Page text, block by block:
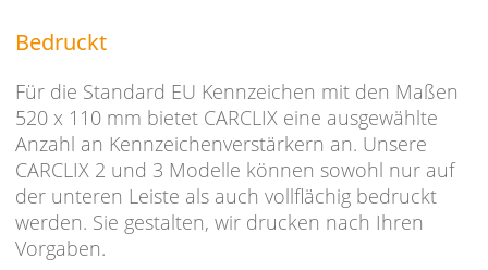
Bedruckt
Für die Standard EU Kennzeichen mit den Maßen
520 x 110 mm bietet CARCLIX eine ausgewählte
Anzahl an Kennzeichenverstärkern an. Unsere
CARCLIX 2 und 3 Modelle können sowohl nur auf
der unteren Leiste als auch vollflächig bedruckt
werden. Sie gestalten, wir drucken nach Ihren
Vorgaben.